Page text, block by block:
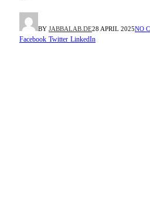
BY JABBALAB.DE28 APRIL 2025NO
Facebook Twitter LinkedIn